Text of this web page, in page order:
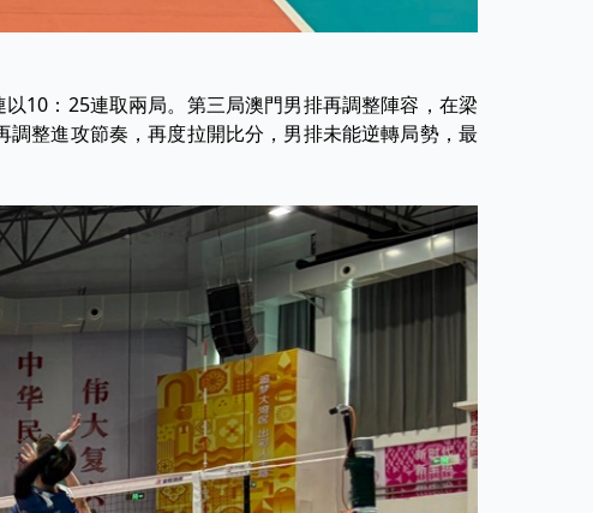
10：25連取兩局。第三局澳門男排再調整陣容，在梁
整進攻節奏，再度拉開比分，男排未能逆轉局勢，最